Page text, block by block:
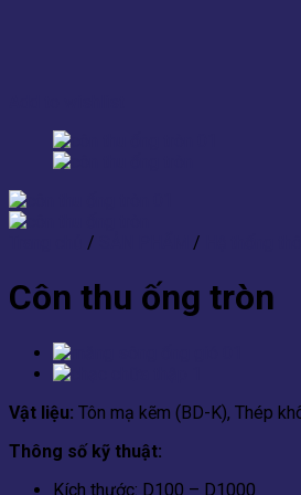
/ /
Côn thu ống tròn
Vật liệu: Tôn mạ kẽm (BD-K), Thép
Thông số kỹ thuật:
Kích thước: D100 – D1000